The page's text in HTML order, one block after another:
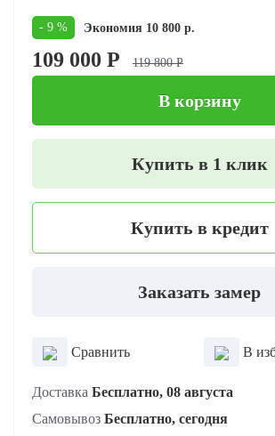
- 9 % Экономия 10 800 р.
109 000 Р 119 800 Р
В корзину
Купить в 1 клик
Купить в кредит
Заказать замер
Сравнить В
Доставка Бесплатно, 08 августа
Самовывоз Бесплатно, сегодня